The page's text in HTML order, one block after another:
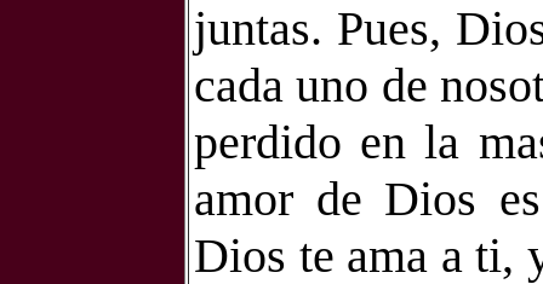
juntas. Pues,
cada uno de
perdido en la
amor de Dios
Dios te ama a ti,